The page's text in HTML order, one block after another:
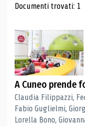
Risultati
Documenti trovati: 1
A Cuneo prende
Claudia Filippazzi,
Fabio Guglielmi,
Lorella Bono,